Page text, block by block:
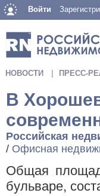
Войти
НОВОСТИ ПРЕСС-
В
Российская
/ Офисная
Общая
бульваре,